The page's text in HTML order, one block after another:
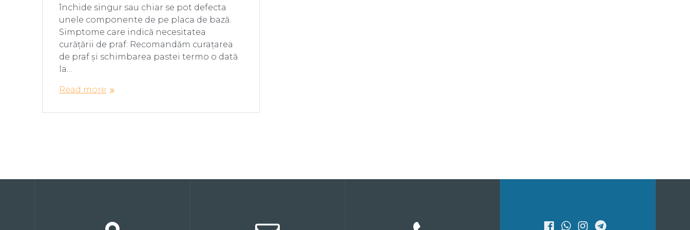
închide singur sau chiar se pot defecta
unele componente de pe placa de bază.
Simptome care indică necesitatea
curățării de praf: Recomandăm curațarea
de praf și schimbarea pastei termo o dată
la…
Read more